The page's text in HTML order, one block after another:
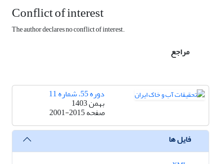
Conflict of interest
The author declares no conflict of interest.
مراجع
دوره 55، شماره 11
بهمن 1403
صفحه2001-2015
فایل ها